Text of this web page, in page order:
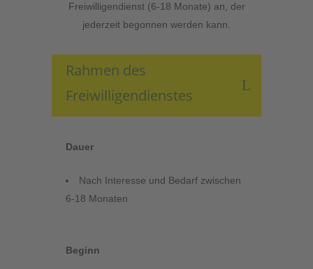
Freiwilligendienst (6-18 Monate) an, der
jederzeit begonnen werden kann.
Rahmen des
Freiwilligendienstes
Dauer
Nach Interesse und Bedarf zwischen
6-18 Monaten
Beginn